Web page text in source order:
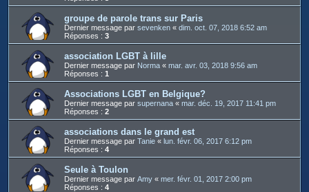
groupe de parole trans sur Paris
Dernier message par sevenken « dim. oct. 07, 2018 6:52 am
Réponses : 3
association LGBT à lille
Dernier message par Norma « mar. avr. 03, 2018 9:56 am
Réponses : 1
Associations LGBT en Belgique?
Dernier message par supernana « mar. déc. 19, 2017 11:41 pm
Réponses : 2
associations dans le grand est
Dernier message par Tanie « lun. févr. 06, 2017 6:12 pm
Réponses : 4
Seule à Toulon
Dernier message par Amy « mer. févr. 01, 2017 2:00 pm
Réponses : 4